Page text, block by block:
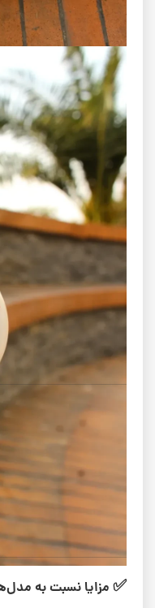
کمک ابزار یادگیری
آچار چندکاره حرفه‌ای
آچار اصلی
سوکت چرخ و تراک
پیچ‌گوشتی چهار سو
حدیده و سنباده‌زن
✅ مناسب برای:
کسانی که دوست
اسکیترهایی که
ابعاد و استاندارد
انتخاب
سازگار با لوازم جانبی
اسکیت‌برد در آینده
✅ مزایا نسبت به